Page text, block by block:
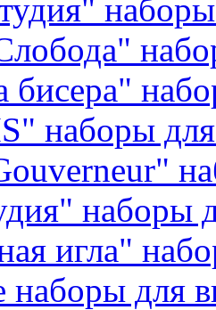
бисера"
наборы
наборы
игла"
наборы для